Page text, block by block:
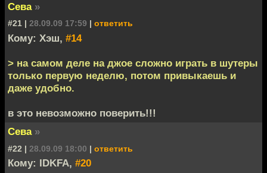
Сева »
#21 | 28.09.09 17:59 | ответить
Кому: Хэш, #14
> на самом деле на джое сложно играть в шутеры
только первую неделю, потом привыкаешь и
даже удобно.
в это невозможно поверить!!!
Сева »
#22 | 28.09.09 18:00 | ответить
Кому: IDKFA, #20